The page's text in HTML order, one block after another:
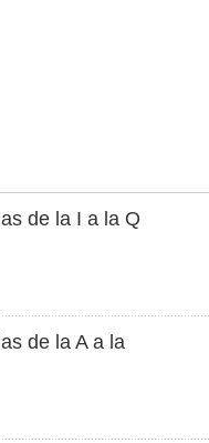
de la I a la Q
de la A a la